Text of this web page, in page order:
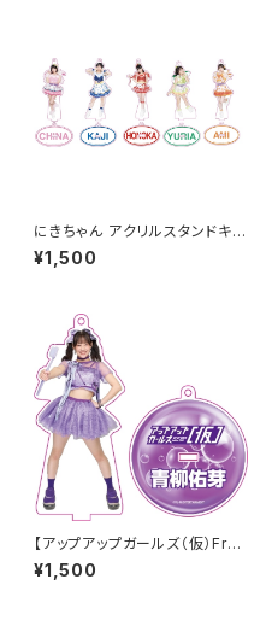
にきちゃん アクリルスタンドキー
ホルダー（にきちゃんサンバ衣
装）
¥1,500
【アップアップガールズ（仮）Fro
m ZERO〜 でっかい夏に向け
ての前哨戦 〜】Wa! Ha! Ha! H
¥1,500